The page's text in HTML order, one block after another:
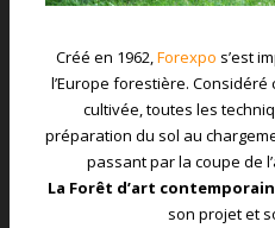
Créé en 1962,Forexpo s’est
l’Europe forestière.
cultivée, toutes les
préparation du sol au
passant par la coupe de
La Forêt d’art contemporain
son projet et